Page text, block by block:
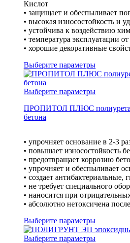
Кислот
• защищает и обеспыливает
• высокая износостойкость и
• устойчива к воздействию
• температура эксплуатации
• хорошие декоративные
Выберите параметры
Выберите параметры
ПРОПИТОЛ ПЛЮС
бетона
• упрочняет основание в 2-3
• повышает износостойкость
• предотвращает коррозию
• упрочняет и обеспыливает
• создает антибактериальные,
• не требует специального
• наносится при
• абсолютно нетоксичена
Выберите параметры
Выберите параметры